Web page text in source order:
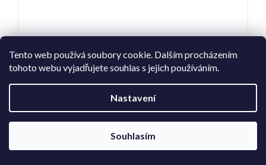
Tento web používá soubory cookie. Dalším procházením
tohoto webu vyjadřujete souhlas s jejich používáním.
Nastavení
Souhlasím
699 Kč
–42 %
EGO FASHION 3216 GOLD BROWN
Skladem(4 ks)